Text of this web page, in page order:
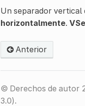
Un separador vertical
horizontalmente.
Anterior
© Derechos de autor
3.0).